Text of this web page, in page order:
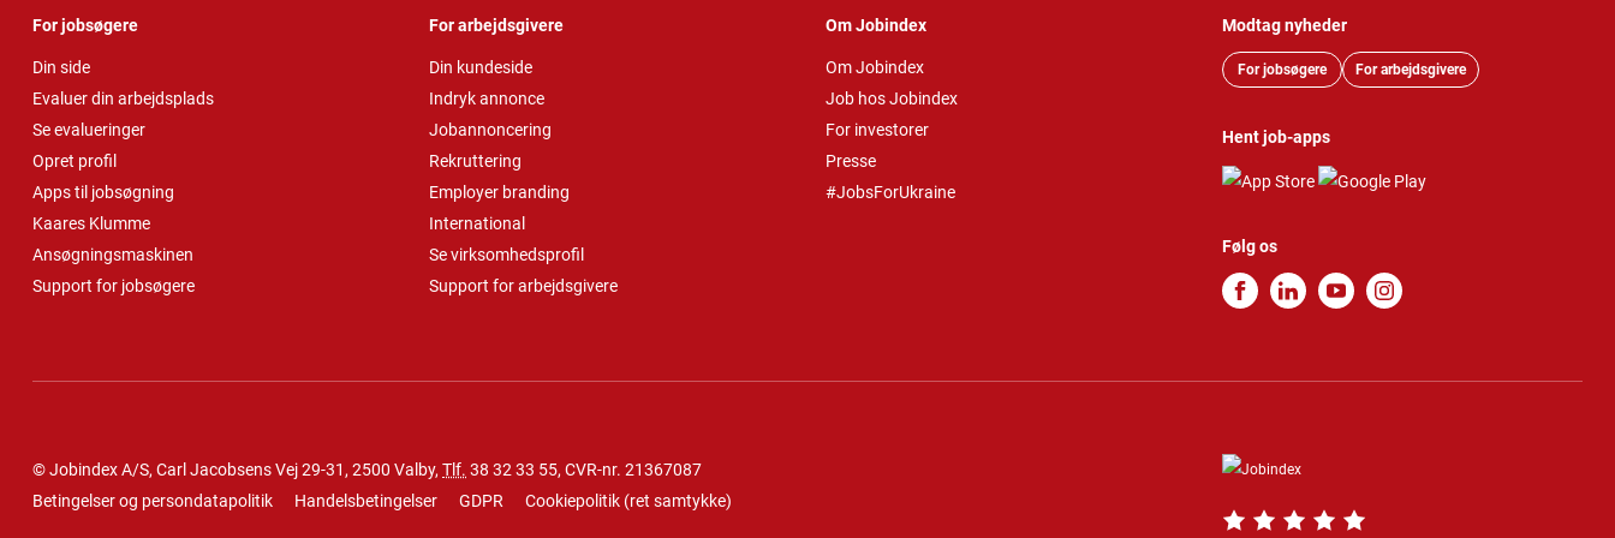
For jobsøgere
Din side
Evaluer din arbejdsplads
Se evalueringer
Opret profil
Apps til jobsøgning
Kaares Klumme
Ansøgningsmaskinen
Support for jobsøgere
For arbejdsgivere
Din kundeside
Indryk annonce
Jobannoncering
Rekruttering
Employer branding
International
Se virksomhedsprofil
Support for arbejdsgivere
Om Jobindex
Om Jobindex
Job hos Jobindex
For investorer
Presse
#JobsForUkraine
Modtag nyheder
For jobsøgere For arbejdsgivere
Hent job-apps
Følg os
© Jobindex A/S, Carl Jacobsens Vej 29-31, 2500 Valby, Tlf. 38 32 33 55, CVR-nr. 21367087
Betingelser og persondatapolitik
Handelsbetingelser GDPR Cookiepolitik (ret samtykke)